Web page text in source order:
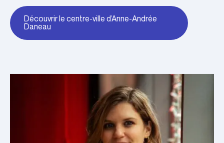
Découvrir le centre-ville d’Anne-Andrée
Daneau